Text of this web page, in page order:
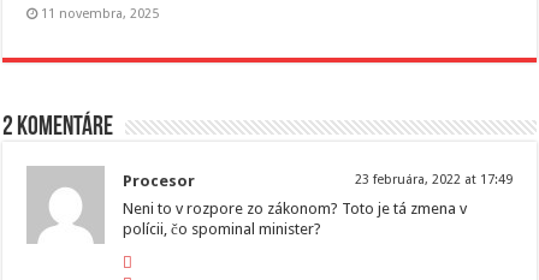
11 novembra, 2025
2 komentáre
Procesor 23 februára, 2022 at 17:49
Neni to v rozpore zo zákonom? Toto je tá zmena v
polícii, čo spominal minister?